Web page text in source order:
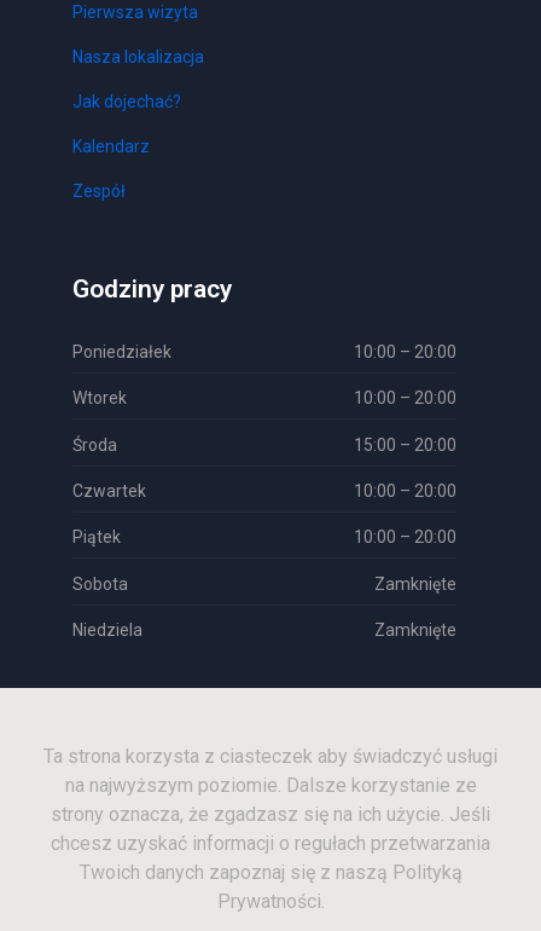
Pierwsza wizyta
Nasza lokalizacja
Jak dojechać?
Kalendarz
Zespół
Godziny pracy
Poniedziałek 10:00 – 20:00
Wtorek 10:00 – 20:00
Środa 15:00 – 20:00
Czwartek 10:00 – 20:00
Piątek 10:00 – 20:00
Sobota Zamknięte
Niedziela Zamknięte
Copyright © 2026 Leśnickie Centrum Stomatologiczne
Ta strona korzysta z ciasteczek aby świadczyć usługi
na najwyższym poziomie. Dalsze korzystanie ze
strony oznacza, że zgadzasz się na ich użycie. Jeśli
chcesz uzyskać informacji o regułach przetwarzania
Twoich danych zapoznaj się z naszą Polityką
Prywatności.